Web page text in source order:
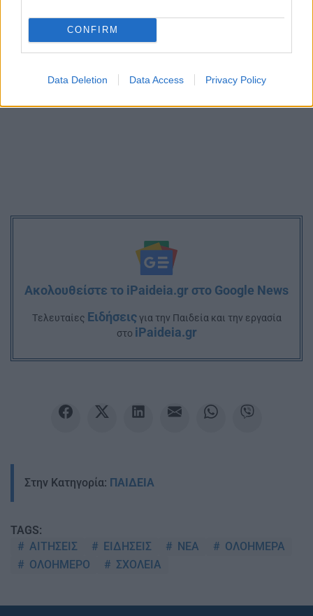
CONFIRM
Data Deletion Data Access Privacy Policy
Ακολουθείστε το iPaideia.gr στο Google News
Tελευταίες Ειδήσειςγια την Παιδεία και την εργασία
στο iPaideia.gr
Στην Κατηγορία: ΠΑΙΔΕΙΑ
TAGS:
ΑΙΤΗΣΕΙΣ
ΕΙΔΗΣΕΙΣ ΝΕΑ
ΟΛΟΗΜΕΡΑ
ΟΛΟΗΜΕΡΟ
ΣΧΟΛΕΙΑ